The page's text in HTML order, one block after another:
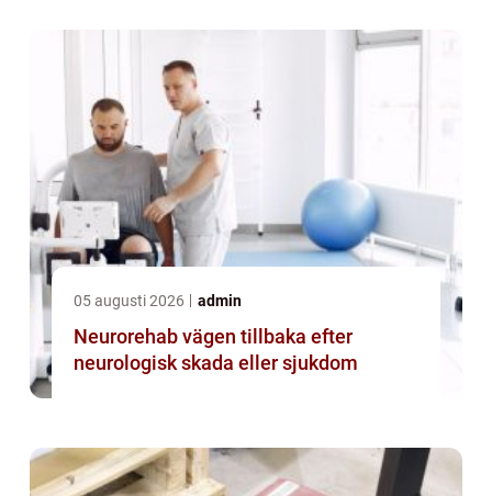
05 augusti 2026 admin
Neurorehab vägen tillbaka efter
neurologisk skada eller sjukdom